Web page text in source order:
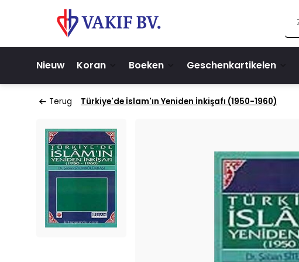
Nieuw Koran Boeken Geschenkartikelen
Terug Türkiye'de İslam'ın Yeniden İnkişafı (1950-1960)